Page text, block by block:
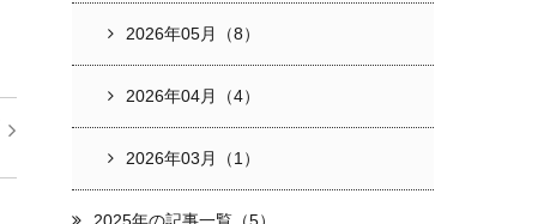
2026年05月（8）
2026年04月（4）
2026年03月（1）
2025年の記事一覧（5）